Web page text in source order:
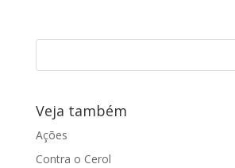
Veja também
Ações
Contra o Cerol